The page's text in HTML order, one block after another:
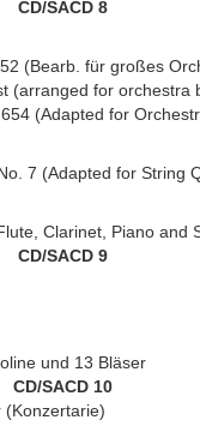
CD/SACD 8
(Bearb. für großes
(arranged for orchestra
(Adapted for
7 (Adapted for String
Clarinet, Piano and
CD/SACD 9
und 13 Bläser
CD/SACD 10
(Konzertarie)